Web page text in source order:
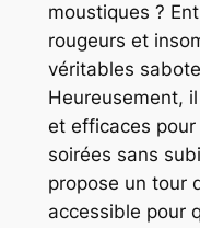
moustiques ?
rougeurs et
véritables
Heureusement,
et efficaces
soirées sans
propose un tour
accessible pour